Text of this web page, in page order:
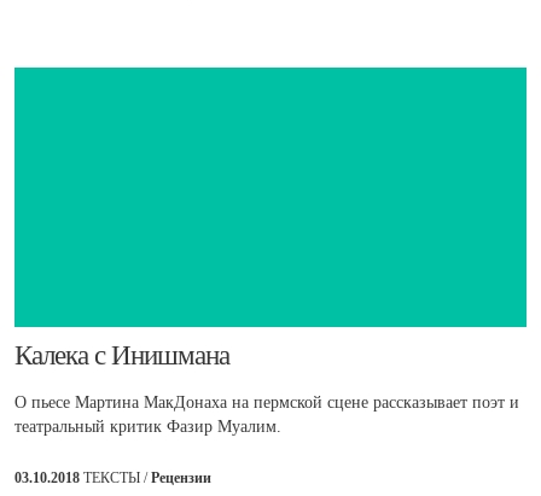
​Калека с Инишмана
О пьесе Мартина МакДонаха на пермской сцене рассказывает поэт и
театральный критик Фазир Муалим.
03.10.2018 ТЕКСТЫ /Рецензии